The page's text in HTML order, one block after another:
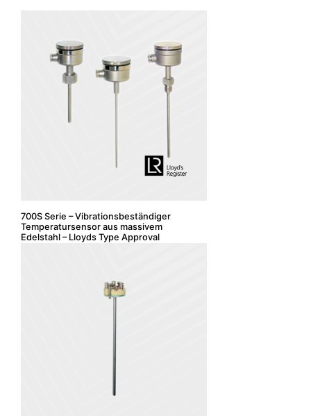
700S Serie – Vibrationsbeständiger
Temperatursensor aus massivem
Edelstahl – Lloyds Type Approval